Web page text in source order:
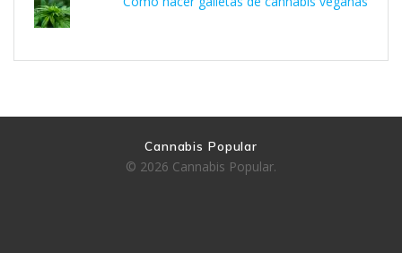
Cannabis Popular
© 2026 Cannabis Popular.